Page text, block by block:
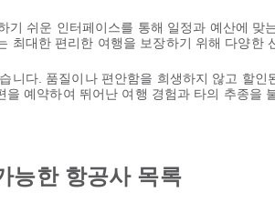
쉬운 인터페이스를 통해 일정과 예산에 맞
대한 편리한 여행을 보장하기 위해 다양한
다. 품질이나 편안함을 희생하지 않고 할인
예약하여 뛰어난 여행 경험과 타의 추종을
능한 항공사 목록